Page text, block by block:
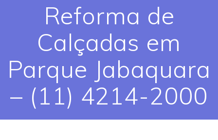
Reforma de
Calçadas em
Parque Jabaquara
– (11) 4214-2000